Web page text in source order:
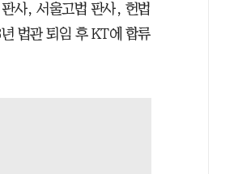
사, 서울고법 판사, 헌법
법관 퇴임 후 KT에 합류